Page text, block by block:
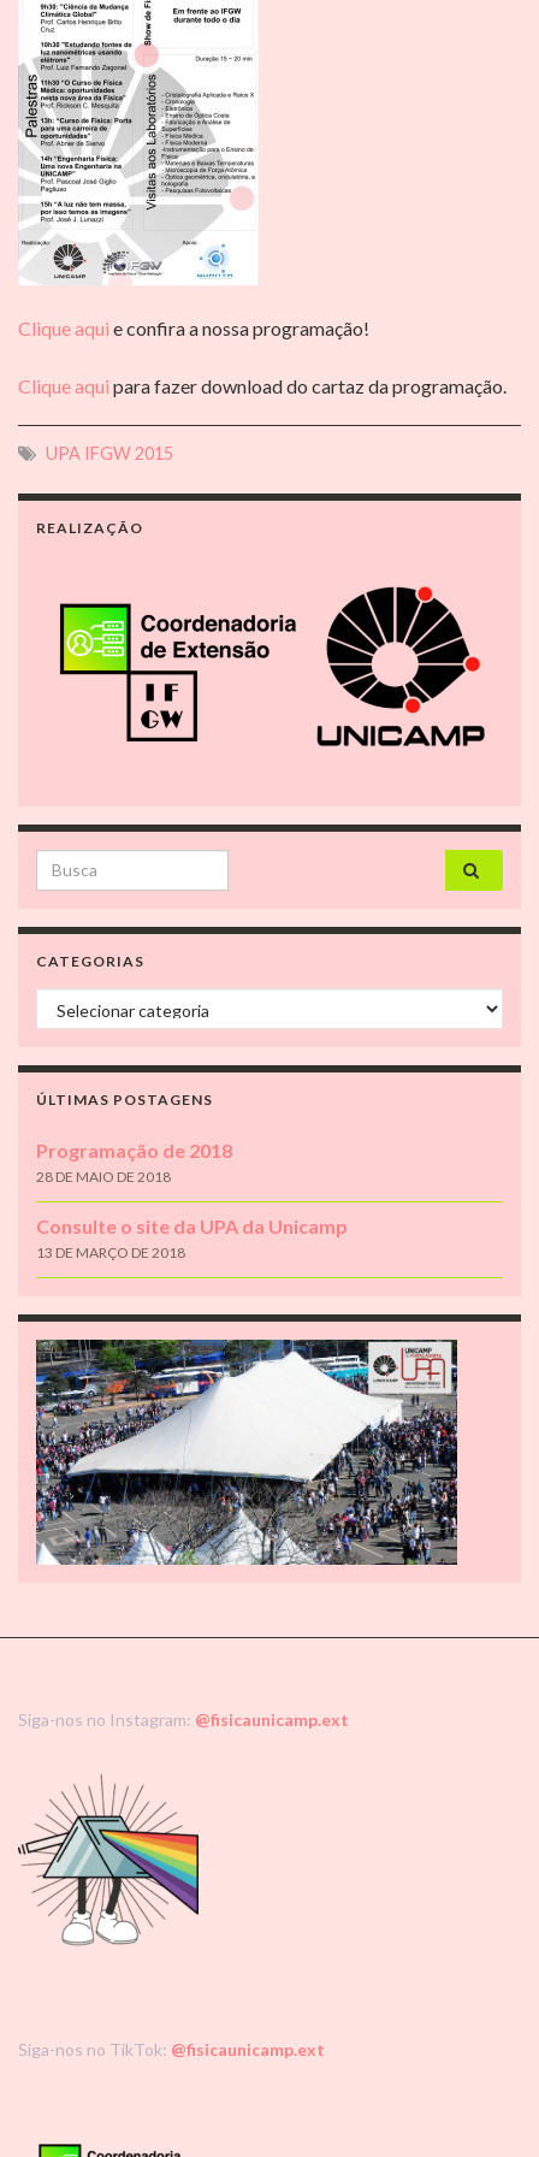
Clique aqui e confira a nossa programação!
Clique aqui para fazer download do cartaz da programação.
UPA IFGW 2015
REALIZAÇÃO
Search for:
CATEGORIAS
Categorias
ÚLTIMAS POSTAGENS
Programação de 2018
28 DE MAIO DE 2018
Consulte o site da UPA da Unicamp
13 DE MARÇO DE 2018
Siga-nos no Instagram: @fisicaunicamp.ext
Siga-nos no TikTok: @fisicaunicamp.ext